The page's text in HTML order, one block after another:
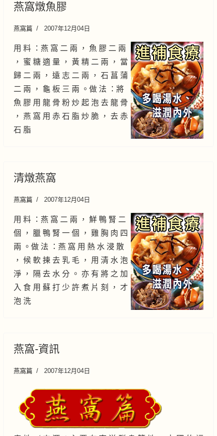
燕窩燉魚膠
燕窩篇 2007年12月04日
用 料 ：燕 窩 二 兩 ， 魚 膠 二 兩
， 蜜 糖 適 量 ， 黃 精 二 兩 ， 當
歸 二 兩 ， 遠 志 二 兩 ， 石 菖 蒲
二 兩 ， 龜 板 三 兩 。做 法 ：將
魚 膠 用 龍 骨 粉 炒 起 泡 去 龍 骨
， 燕 窩 用 赤 石 脂 炒 脆 ， 去 赤
石 脂
清燉燕窩
燕窩篇 2007年12月04日
用 料 ：燕 窩 二 兩 ， 鮮 鴨 腎 二
個 ， 臘 鴨 腎 一 個 ， 雞 胸 肉 四
兩 。做 法 ：燕 窩 用 熱 水 浸 散
， 候 軟 揀 去 乳 毛 ， 用 清 水 泡
淨 ， 隔 去 水 分 。 亦 有 將 之 加
入 食 用 蘇 打 少 許 煮 片 刻 ， 才
泡 洗
燕窩-資訊
燕窩篇 2007年12月04日